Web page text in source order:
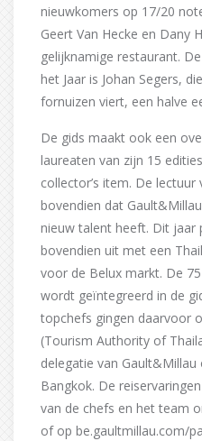
nieuwkomers op 17/20
Geert Van Hecke en Dany
gelijknamige restaurant.
het Jaar is Johan Segers,
fornuizen viert, een halve
De gids maakt ook een
laureaten van zijn 15
collector’s item. De
bovendien dat
nieuw talent heeft. Dit jaar
bovendien uit met een
voor de Belux markt. De
wordt geïntegreerd in de
topchefs gingen daarvoor
(Tourism Authority of
delegatie van
Bangkok. De
van de chefs en het team
of op be.gaultmillau.com/